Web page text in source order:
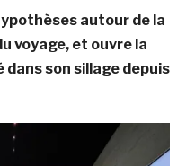
autour de la
voyage, et ouvre la
dans son sillage depuis